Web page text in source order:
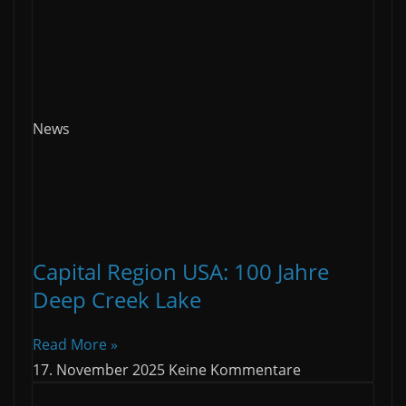
News
Capital Region USA: 100 Jahre
Deep Creek Lake
Read More »
17. November 2025 Keine Kommentare